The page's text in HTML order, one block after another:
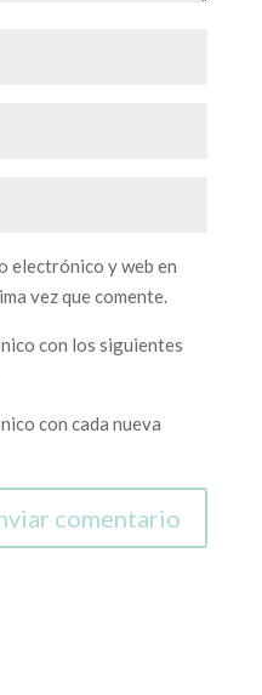
electrónico y web en
vez que comente.
con los siguientes
con cada nueva